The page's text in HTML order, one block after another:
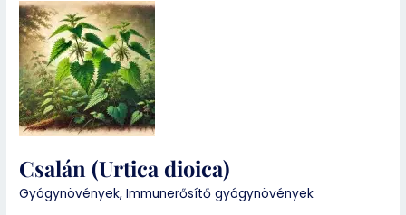
Csalán (Urtica dioica)
Gyógynövények,Immunerősítő gyógynövények
Csalán
(Urtica
dioica)